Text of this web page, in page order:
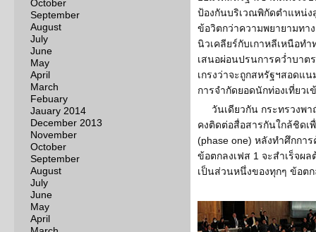
October
September
August
July
June
May
April
March
Febuary
Jauary 2014
December 2013
November
October
September
August
July
June
May
April
ป้องกันบริเวณพิกัดตำแหน่ง
ข้อวิตกว่าความพยายามทา
นิวเคลียร์กับเกาหลีเหนือท
เสนอผ่อนปรนการคว่ำบาต
เกรงว่าจะถูกสหรัฐฯสอดแ
การจำกัดยอดนักท่องเที่ยวเ
วันเดียวกัน กระทรวงพ
คงติดต่อสื่อสารกันใกล้ชิดเ
(phase one) หลังทำศึกกา
ข้อตกลงเฟส 1 จะสำเร็จผ
เป็นส่วนหนึ่งของทุกๆ ข้อตก